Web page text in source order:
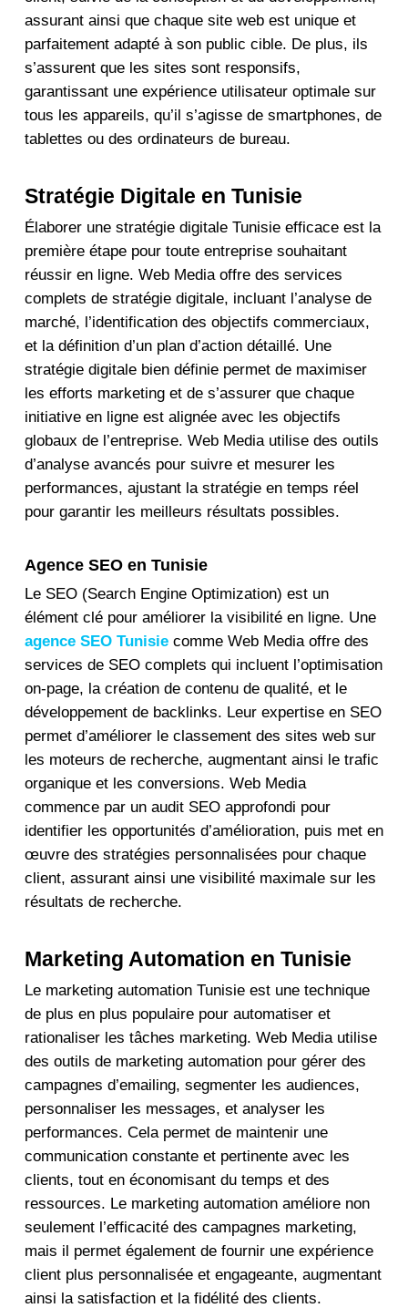
assurant ainsi que chaque site web est unique et
parfaitement adapté à son public cible. De plus, ils
s’assurent que les sites sont responsifs,
garantissant une expérience utilisateur optimale sur
tous les appareils, qu’il s’agisse de smartphones, de
tablettes ou des ordinateurs de bureau.
Stratégie Digitale en Tunisie
Élaborer une stratégie digitale Tunisieefficace est la
première étape pour toute entreprise souhaitant
réussir en ligne. Web Mediaoffre des services
complets de stratégie digitale, incluant l’analyse de
marché, l’identification des objectifs commerciaux,
et la définition d’un plan d’action détaillé. Une
stratégie digitale bien définie permet de maximiser
les efforts marketing et de s’assurer que chaque
initiative en ligne est alignée avec les objectifs
globaux de l’entreprise. Web Mediautilise des outils
d’analyse avancés pour suivre et mesurer les
performances, ajustant la stratégie en temps réel
pour garantir les meilleurs résultats possibles.
Agence SEO en Tunisie
Le SEO (Search Engine Optimization) est un
élément clé pour améliorer la visibilité en ligne. Une
agence SEO Tunisiecomme Web Mediaoffre des
services de SEO complets qui incluent l’optimisation
on-page, la création de contenu de qualité, et le
développement de backlinks. Leur expertise en SEO
permet d’améliorer le classement des sites web sur
les moteurs de recherche, augmentant ainsi le trafic
organique et les conversions. Web Media
commence par un audit SEO approfondi pour
identifier les opportunités d’amélioration, puis met en
œuvre des stratégies personnalisées pour chaque
client, assurant ainsi une visibilité maximale sur les
résultats de recherche.
Marketing Automation en Tunisie
Le marketing automation Tunisieest une technique
de plus en plus populaire pour automatiser et
rationaliser les tâches marketing. Web Mediautilise
des outils de marketing automation pour gérer des
campagnes d’emailing, segmenter les audiences,
personnaliser les messages, et analyser les
performances. Cela permet de maintenir une
communication constante et pertinente avec les
clients, tout en économisant du temps et des
ressources. Le marketing automation améliore non
seulement l’efficacité des campagnes marketing,
mais il permet également de fournir une expérience
client plus personnalisée et engageante, augmentant
ainsi la satisfaction et la fidélité des clients.